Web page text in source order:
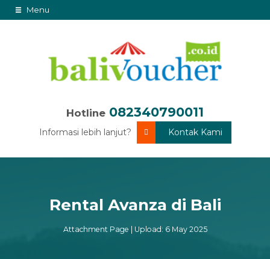
Menu
Hotline 082340790011
Informasi lebih lanjut? Kontak Kami
Rental Avanza di Bali
Attachment Page | Upload: 6 May 2025